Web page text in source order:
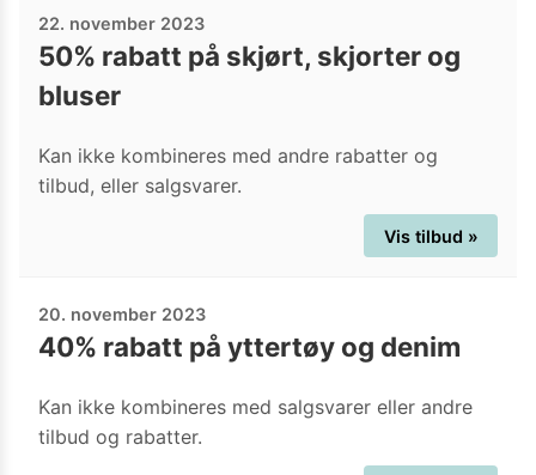
22. november 2023
50% rabatt på skjørt, skjorter og
bluser
Kan ikke kombineres med andre rabatter og
tilbud, eller salgsvarer.
Vis tilbud »
20. november 2023
40% rabatt på yttertøy og denim
Kan ikke kombineres med salgsvarer eller andre
tilbud og rabatter.